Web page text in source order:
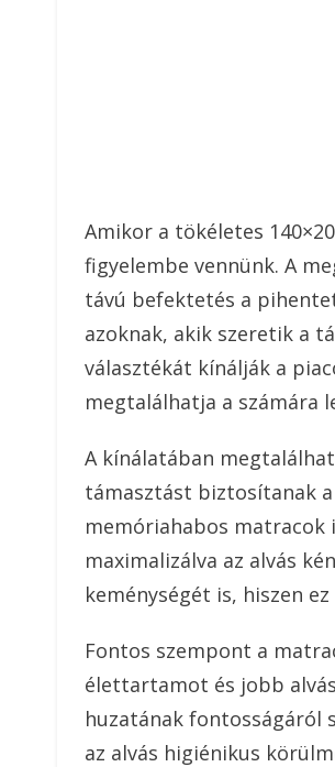
Amikor a tökéletes
figyelembe vennünk. A
távú befektetés a
azoknak, akik szeretik a
választékát kínálják a
megtalálhatja a számára
A kínálatában
támasztást biztosítanak
memóriahabos matracok
maximalizálva az alvás
keménységét is, hiszen
Fontos szempont a
élettartamot és jobb
huzatának fontosságáról
az alvás higiénikus